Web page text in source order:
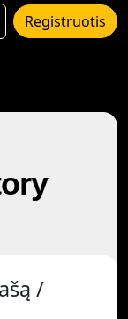
Registruotis
/